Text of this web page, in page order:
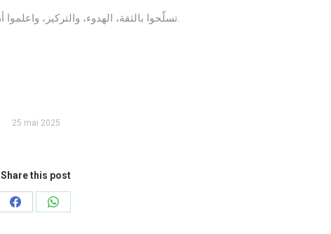
تسلّحوا بالثقة، الهدوء، والتركيز، واعلموا أن هذا الامتحان خطوة فقط في طريق طويل نحو مستقبل مشرق بإذن الله.
25 mai 2025
Share this post
PartagerPartager